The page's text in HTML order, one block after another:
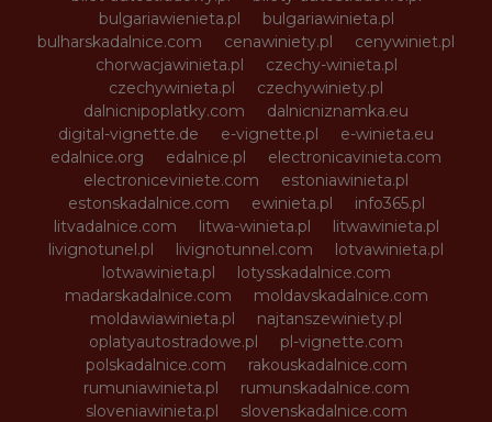
bulgariawienieta.pl
bulgariawinieta.pl
bulharskadalnice.com
cenawiniety.pl
cenywiniet.pl
chorwacjawinieta.pl
czechy-winieta.pl
czechywinieta.pl
czechywiniety.pl
dalnicnipoplatky.com
dalnicniznamka.eu
digital-vignette.de
e-vignette.pl
e-winieta.eu
edalnice.org
edalnice.pl
electronicavinieta.com
electroniceviniete.com
estoniawinieta.pl
estonskadalnice.com
ewinieta.pl
info365.pl
litvadalnice.com
litwa-winieta.pl
litwawinieta.pl
livignotunel.pl
livignotunnel.com
lotvawinieta.pl
lotwawinieta.pl
lotysskadalnice.com
madarskadalnice.com
moldavskadalnice.com
moldawiawinieta.pl
najtanszewiniety.pl
oplatyautostradowe.pl
pl-vignette.com
polskadalnice.com
rakouskadalnice.com
rumuniawinieta.pl
rumunskadalnice.com
sloveniawinieta.pl
slovenskadalnice.com